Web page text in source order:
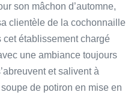
son mâchon d’automne,
clientèle de la cochonnaille
établissement chargé
une ambiance toujours
et salivent à
soupe de potiron en mise en